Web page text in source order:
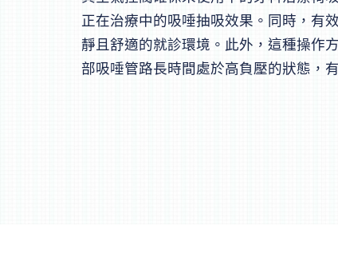
正在治療中的吸唾抽吸效果。同時，有
靜且舒適的就診環境。此外，這種操作
部吸唾管路長時間處於高負壓的狀態，